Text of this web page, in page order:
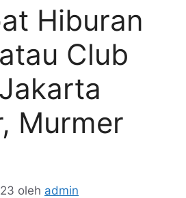
Hiburan
Club
Murmer
oleh admin